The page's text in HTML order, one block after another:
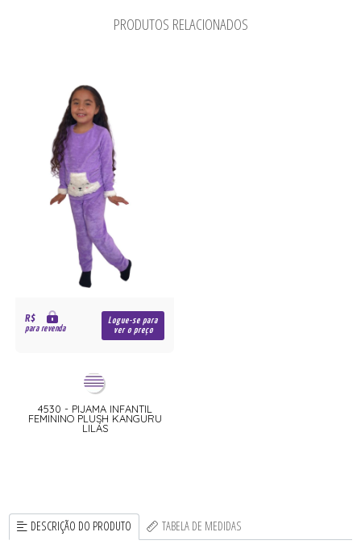
PRODUTOS RELACIONADOS
R$
para revenda
Logue-se para
ver o preço
4530 - PIJAMA INFANTIL
FEMININO PLUSH KANGURU
LILÁS
DESCRIÇÃO DO PRODUTO TABELA DE MEDIDAS